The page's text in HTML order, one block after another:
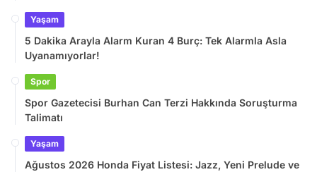
Yaşam
5 Dakika Arayla Alarm Kuran 4 Burç: Tek Alarmla Asla
Uyanamıyorlar!
Spor
Spor Gazetecisi Burhan Can Terzi Hakkında Soruşturma
Talimatı
Yaşam
Ağustos 2026 Honda Fiyat Listesi: Jazz, Yeni Prelude ve